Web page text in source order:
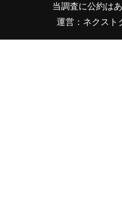
当調査に公約は
運営：ネクスト